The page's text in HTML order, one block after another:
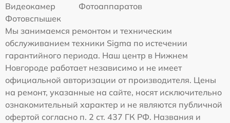
Видеокамер
Фотоаппаратов
Фотовспышек
Мы занимаемся ремонтом и техническим
обслуживанием техники Sigma по истечении
гарантийного периода. Наш центр в Нижнем
Новгороде работает независимо и не имеет
официальной авторизации от производителя. Цены
на ремонт, указанные на сайте, носят исключительно
ознакомительный характер и не являются публичной
офертой согласно п. 2 ст. 437 ГК РФ. Названия и